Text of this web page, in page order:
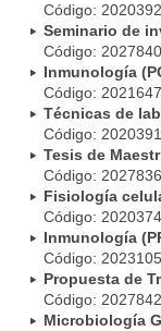
Código:
Seminario de
Código:
Inmunología
Código:
Técnicas de
Código:
Tesis de
Código:
Fisiología
Código:
Inmunología
Código:
Propuesta de
Código:
Microbiología